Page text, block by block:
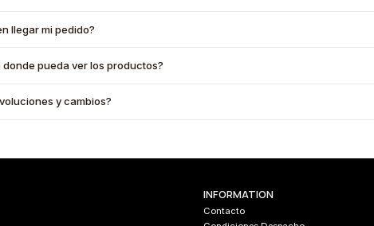
llegar mi pedido?
pueda ver los productos?
y cambios?
INFORMATION
Contacto